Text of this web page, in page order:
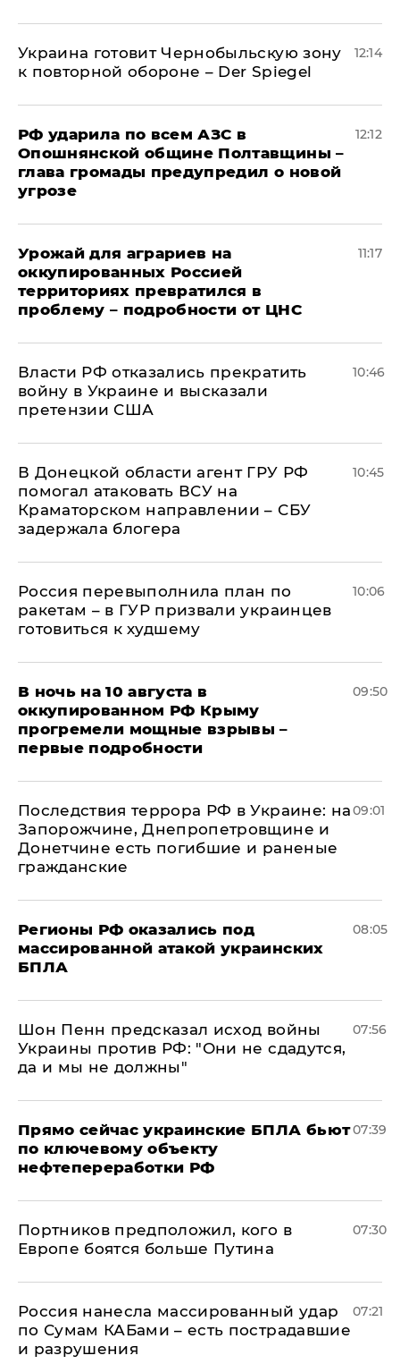
Украина готовит Чернобыльскую зону
к повторной обороне – Der Spiegel
12:14
РФ ударила по всем АЗС в
Опошнянской общине Полтавщины –
глава громады предупредил о новой
угрозе
12:12
Урожай для аграриев на
оккупированных Россией
территориях превратился в
проблему – подробности от ЦНС
11:17
Власти РФ отказались прекратить
войну в Украине и высказали
претензии США
10:46
В Донецкой области агент ГРУ РФ
помогал атаковать ВСУ на
Краматорском направлении – СБУ
задержала блогера
10:45
Россия перевыполнила план по
ракетам – в ГУР призвали украинцев
готовиться к худшему
10:06
В ночь на 10 августа в
оккупированном РФ Крыму
прогремели мощные взрывы –
первые подробности
09:50
Последствия террора РФ в Украине: на
Запорожчине, Днепропетровщине и
Донетчине есть погибшие и раненые
гражданские
09:01
Регионы РФ оказались под
массированной атакой украинских
БПЛА
08:05
Шон Пенн предсказал исход войны
Украины против РФ: "Они не сдадутся,
да и мы не должны"
07:56
Прямо сейчас украинские БПЛА бьют
по ключевому объекту
нефтепереработки РФ
07:39
Портников предположил, кого в
Европе боятся больше Путина
07:30
Россия нанесла массированный удар
по Сумам КАБами – есть пострадавшие
и разрушения
07:21